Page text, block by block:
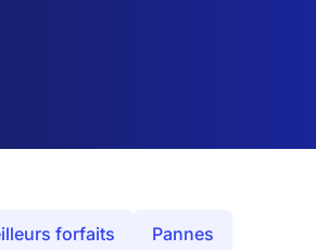
forfaits Pannes